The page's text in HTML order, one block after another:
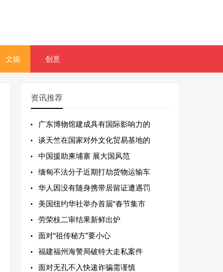
文娱 创意
资讯推荐
广东博物馆建成具有国际影响力的
谈天竺在国家对外文化贸易基地的
中国援助柬埔寨 展大国风范
缅甸不法分子近期打劫货物运输车
华人因没有随身携带居留证遭遇罚
美国纽约华社举办首届“春节集市
劳荣枝二审结果新鲜出炉
面对“祖传秘方”要小心
福建福州海警局破特大走私案件
面对无孔不入快递诈骗需谨慎